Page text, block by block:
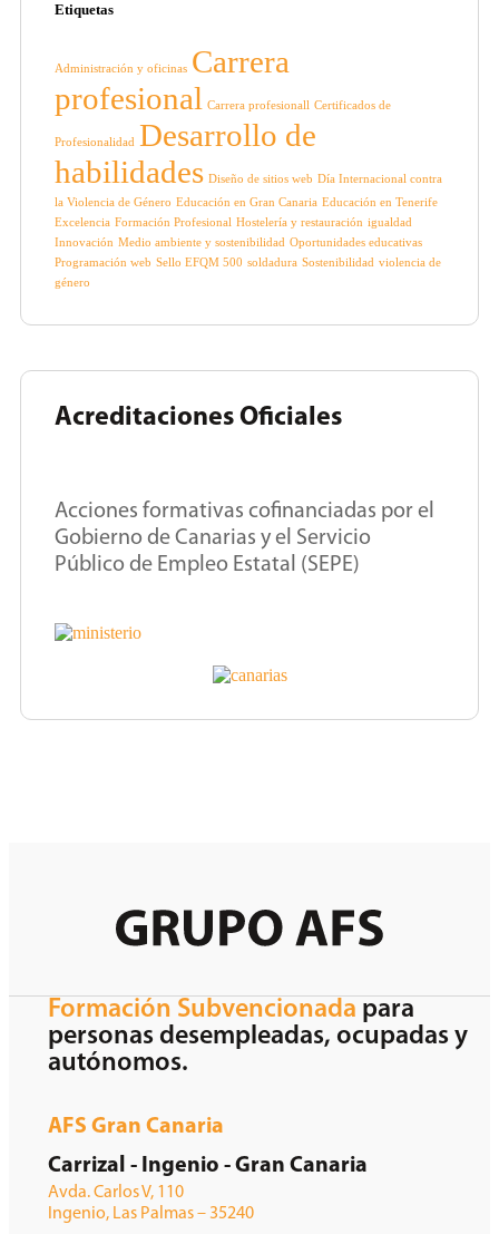
Etiquetas
Administración y oficinas Carrera
profesional Carrera profesionall Certificados de
Profesionalidad Desarrollo de
habilidades Diseño de sitios web Día Internacional contra
la Violencia de Género Educación en Gran Canaria Educación en Tenerife
Excelencia Formación Profesional Hostelería y restauración igualdad
Innovación Medio ambiente y sostenibilidad Oportunidades educativas
Programación web Sello EFQM 500 soldadura Sostenibilidad violencia de
género
Acreditaciones Oficiales
Acciones formativas cofinanciadas por el
Gobierno de Canarias y el Servicio
Público de Empleo Estatal (SEPE)
Formación Subvencionada para
personas desempleadas, ocupadas y
autónomos.
AFS Gran Canaria
Carrizal - Ingenio - Gran Canaria
Avda. Carlos V, 110
Ingenio, Las Palmas – 35240